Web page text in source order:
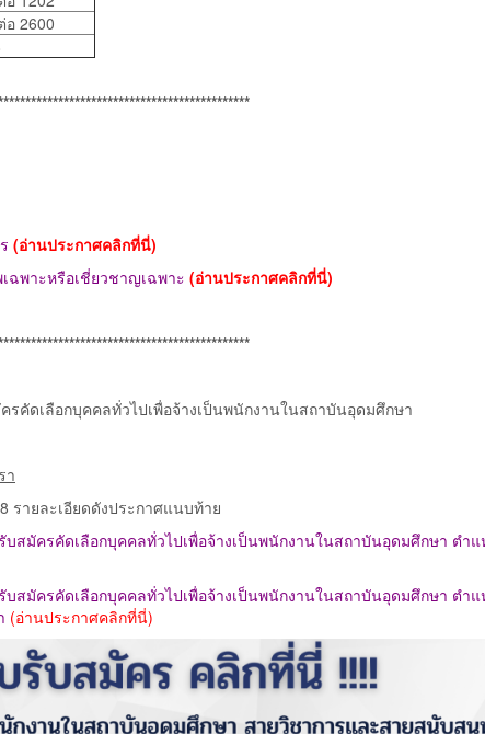
อ 2600
(อ่านประกาศคลิกที่นี่)
ฉพาะหรือเชี่ยวชาญเฉพาะ (อ่านประกาศคลิกที่นี่)
คัดเลือกบุคคลทั่วไปเพื่อจ้างเป็นพนักงานในสถาบันอุดมศึกษา
า
รายละเอียดดังประกาศแนบท้าย
สมัครคัดเลือกบุคคลทั่วไปเพื่อจ้างเป็นพนักงานในสถาบันอุดมศึกษา ตำแ
สมัครคัดเลือกบุคคลทั่วไปเพื่อจ้างเป็นพนักงานในสถาบันอุดมศึกษา ตำแ
(อ่านประกาศคลิกที่นี่)